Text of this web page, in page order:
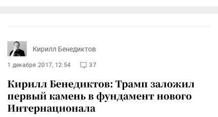
Кирилл Бенедиктов
1 декабря 2017, 12:54 37
Кирилл Бенедиктов: Трамп заложил
первый камень в фундамент нового
Интернационала